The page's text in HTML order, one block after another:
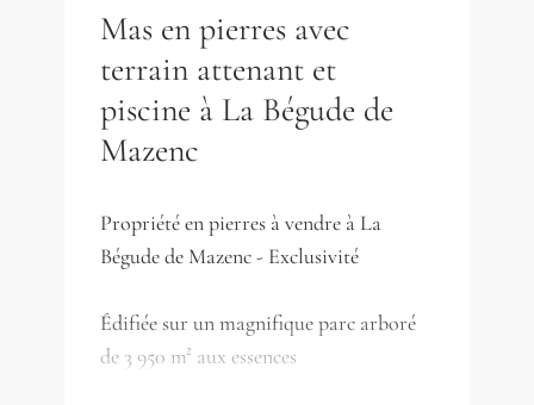
Mas en pierres avec
terrain attenant et
piscine à La Bégude de
Mazenc
Propriété en pierres à vendre à La
Bégude de Mazenc - Exclusivité
Édifiée sur un magnifique parc arboré
de 3 950 m² aux essences